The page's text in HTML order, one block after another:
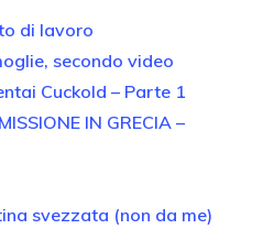
di lavoro
secondo video
Cuckold – Parte 1
IN GRECIA –
svezzata (non da me)